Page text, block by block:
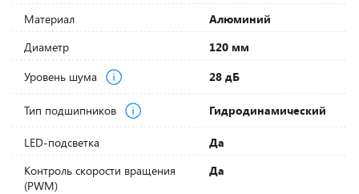
Материал
Алюминий
Диаметр
120 мм
Уровень шума
28 дБ
Тип подшипников Гидродинамический
LED-подсветка
Да
Контроль скорости вращения
(PWM)
Да